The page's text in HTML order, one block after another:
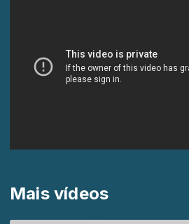
Mais vídeos